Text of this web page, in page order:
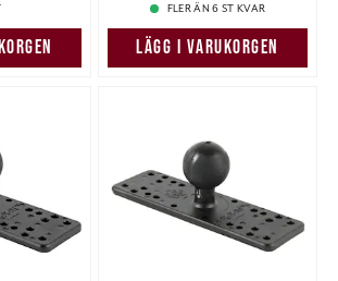
FLER ÄN 6 ST KVAR
LÄGG I VARUKORGEN